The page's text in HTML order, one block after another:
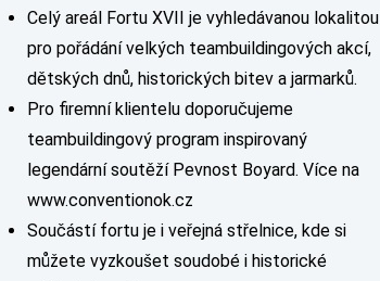
Celý areál Fortu XVII je vyhledávanou lokalitou
pro pořádání velkých teambuildingových akcí,
dětských dnů, historických bitev a jarmarků.
Pro firemní klientelu doporučujeme
teambuildingový program inspirovaný
legendární soutěží Pevnost Boyard. Více na
www.conventionok.cz
Součástí fortu je i veřejná střelnice, kde si
můžete vyzkoušet soudobé i historické